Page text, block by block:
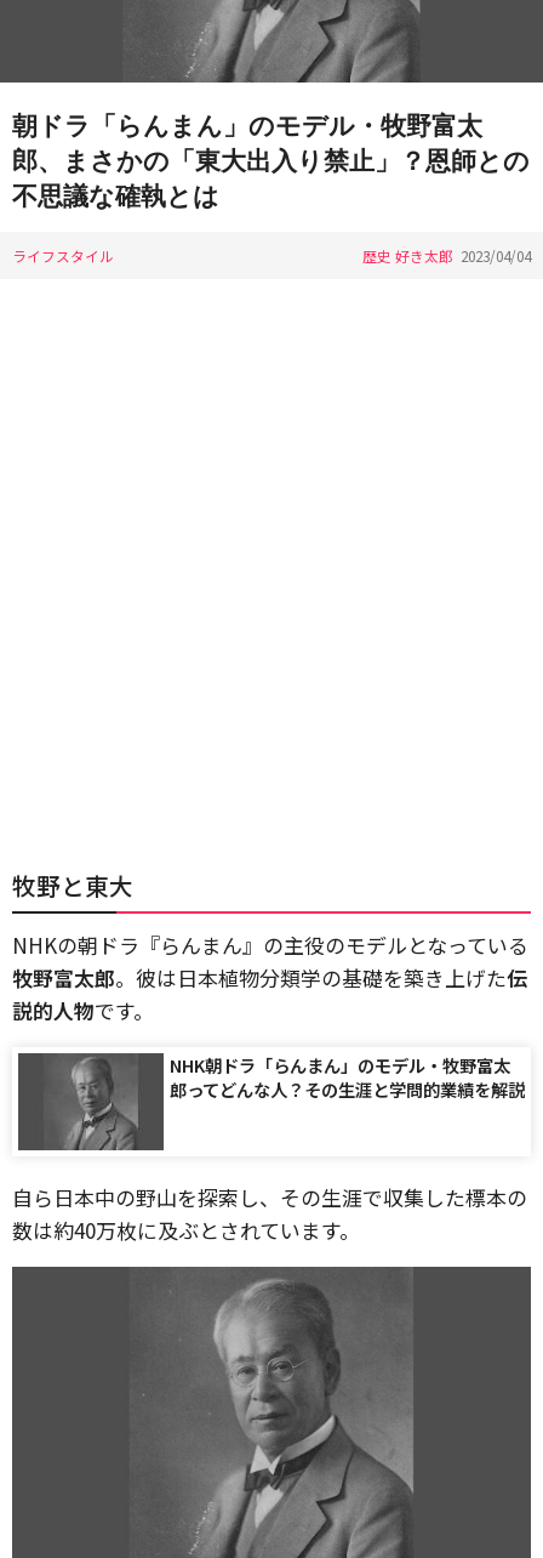
朝ドラ「らんまん」のモデル・牧野富太
郎、まさかの「東大出入り禁止」？恩師との
不思議な確執とは
ライフスタイル 歴史 好き太郎 2023/04/04
牧野と東大
NHKの朝ドラ『らんまん』の主役のモデルとなっている
牧野富太郎。彼は日本植物分類学の基礎を築き上げた伝
説的人物です。
NHK朝ドラ「らんまん」のモデル・牧野富太
郎ってどんな人？その生涯と学問的業績を解説
自ら日本中の野山を探索し、その生涯で収集した標本の
数は約40万枚に及ぶとされています。